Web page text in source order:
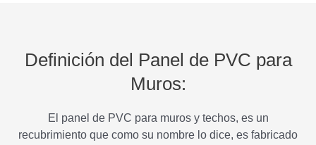
Definición del Panel de PVC para
Muros:
El panel de PVC para muros y techos, es un
recubrimiento que como su nombre lo dice, es fabricado